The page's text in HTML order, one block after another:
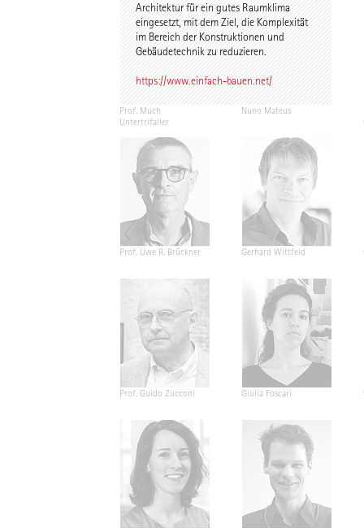
Architektur für ein gutes Raumklima
eingesetzt, mit dem Ziel, die Komplexität
im Bereich der Konstruktionen und
Gebäudetechnik zu reduzieren.
https://www.einfach-bauen.net/
Prof. Much
Untertrifaller
Nuno Mateus
Prof. Uwe R. Brückner Gerhard Wittfeld
Prof. Guido Zucconi Giulia Foscari